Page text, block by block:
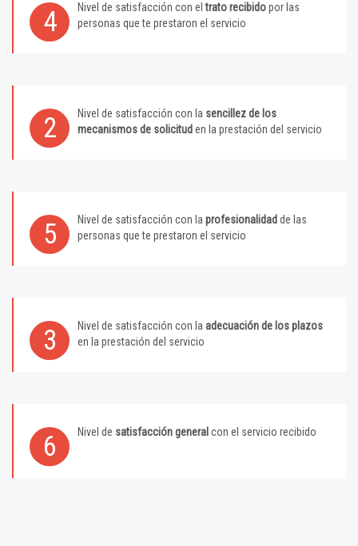
4 Nivel de satisfacción con eltrato recibidopor las
personas que te prestaron el servicio
2 Nivel de satisfacción con la sencillez de los
mecanismos de solicitud en la prestación del servicio
5 Nivel de satisfacción con la profesionalidad de las
personas que te prestaron el servicio
3 Nivel de satisfacción con la adecuación de los plazos
en la prestación del servicio
6 Nivel de satisfacción general con el servicio recibido